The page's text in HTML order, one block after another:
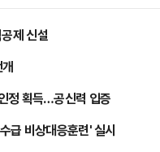
제 신설
정 획득…공신력 입증
급 비상대응훈련' 실시